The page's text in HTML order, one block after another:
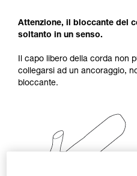
consultarlo. Dovete
informazioni
La padronanza di
formazione ed un
Verificate con un
Forniamo esempi di
attività. Ne possono
vengono qui descritte.
Attenzione, il bloccante del
soltanto in un senso.
Il capo libero della corda non
collegarsi ad un ancoraggio,
bloccante.